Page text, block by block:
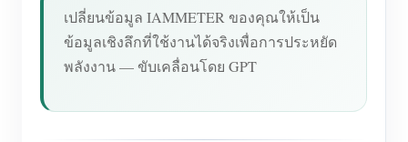
เปลี่ยนข้อมูล IAMMETER ของคุณให้เป็น
ข้อมูลเชิงลึกที่ใช้งานได้จริงเพื่อการประหยัด
พลังงาน — ขับเคลื่อนโดย GPT